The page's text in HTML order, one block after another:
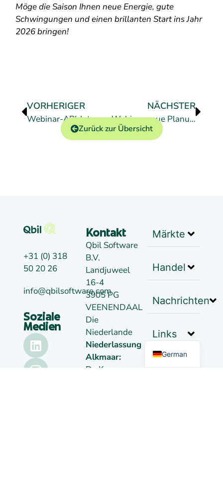
Möge die Saison Ihnen neue Energie, gute
Schwingungen und einen brillanten Start ins Jahr
2026 bringen!
VORHERIGER
Webinar-API-Integrationen
NÄCHSTER
Webinar neue Planungsübersicht
Zurück zur Übersicht
+31 (0) 318
50 20 26
info@qbilsoftware.com
Soziale
Medien
Kontakt
Qbil Software
B.V.
Landjuweel
16-4
3905 PG
VEENENDAAL
Die
Niederlande
Niederlassung
Alkmaar:
De Kaaz,
Märkte
Handel
Nachrichten
Links
German
English